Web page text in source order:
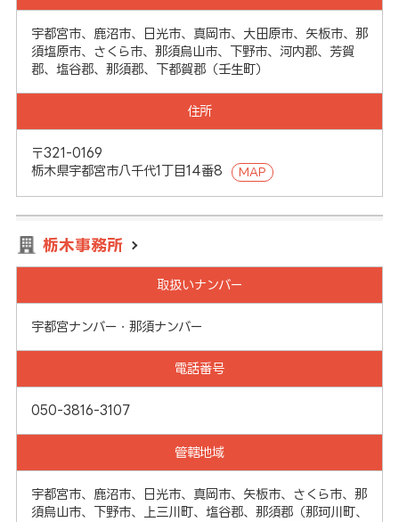
宇都宮市、鹿沼市、日光市、真岡市、大田原市、矢板市、那
須塩原市、さくら市、那須烏山市、下野市、河内郡、芳賀
郡、塩谷郡、那須郡、下都賀郡（壬生町）
住所
〒321-0169
栃木県宇都宮市八千代1丁目14番8
MAP
栃木事務所
取扱いナンバー
宇都宮ナンバー・那須ナンバー
電話番号
050-3816-3107
管轄地域
宇都宮市、鹿沼市、日光市、真岡市、矢板市、さくら市、那
須烏山市、下野市、上三川町、塩谷郡、那須郡（那珂川町、